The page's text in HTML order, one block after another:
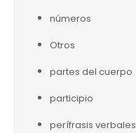
números
Otros
partes del cuerpo
participio
perífrasis verbales